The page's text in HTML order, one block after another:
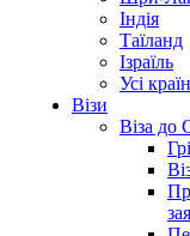
Індія
Таїланд
Ізраїль
Усі
Візи
Віза